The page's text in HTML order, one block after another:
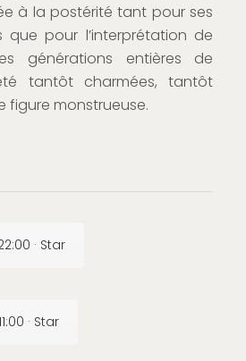
à la postérité tant pour ses
que pour l’interprétation de
générations entières de
tantôt charmées, tantôt
figure monstrueuse.
· Star
· Star